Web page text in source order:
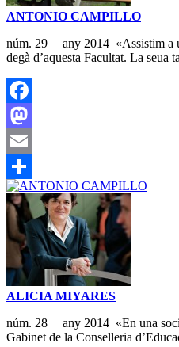
ANTONIO CAMPILLO
núm. 29 | any 2014 «Assistim a
degà d’aquesta Facultat. La
Facebook
Mastodon
Email
Share
ALICIA MIYARES
núm. 28 | any 2014 «En una
Gabinet de la Conselleria